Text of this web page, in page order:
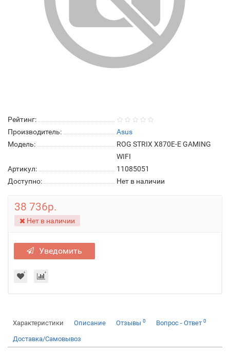
Рейтинг:
Производитель:
Asus
Модель:
ROG STRIX X870E-E GAMING
WIFI
Артикул:
11085051
Доступно:
Нет в наличии
38 736р.
Нет в наличии
Уведомить
Характеристики Описание Отзывы 0 Вопрос - Ответ 0
Доставка/Самовывоз